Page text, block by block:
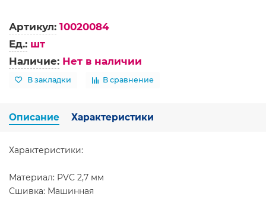
Артикул: 10020084
Ед.: шт
Наличие: Нет в наличии
В закладки В сравнение
Описание Характеристики
Характеристики:
Материал: PVC 2,7 мм
Сшивка: Машинная